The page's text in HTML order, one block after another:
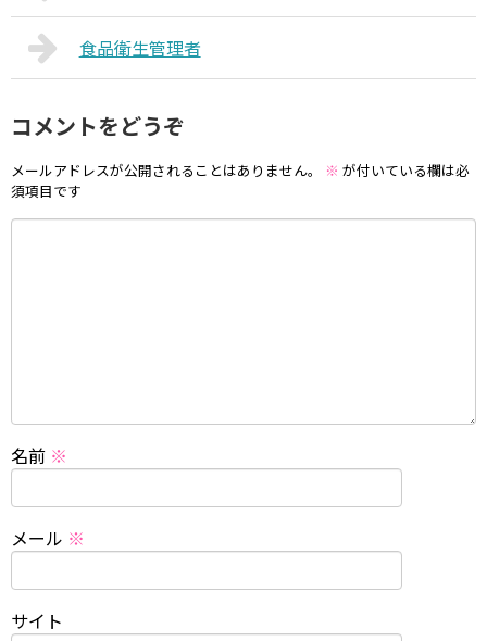
食品衛生管理者
コメントをどうぞ
メールアドレスが公開されることはありません。 ※ が付いている欄は必
須項目です
名前 ※
メール ※
サイト